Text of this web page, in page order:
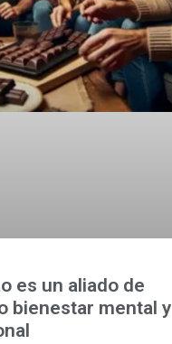
es un aliado de
bienestar mental y